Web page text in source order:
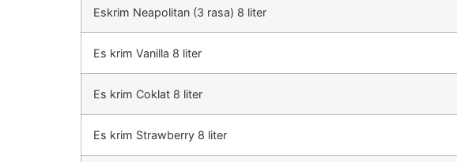
Eskrim Neapolitan (3 rasa) 8 liter
Es krim Vanilla 8 liter
Es krim Coklat 8 liter
Es krim Strawberry 8 liter